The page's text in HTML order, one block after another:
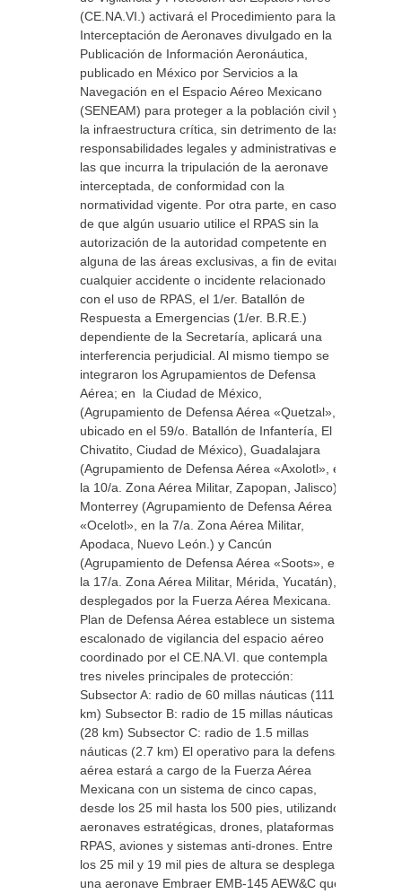
(CE.NA.VI.) activará el Procedimiento para la
Interceptación de Aeronaves divulgado en la
Publicación de Información Aeronáutica,
publicado en México por Servicios a la
Navegación en el Espacio Aéreo Mexicano
(SENEAM) para proteger a la población civil y
la infraestructura crítica, sin detrimento de las
responsabilidades legales y administrativas en
las que incurra la tripulación de la aeronave
interceptada, de conformidad con la
normatividad vigente. Por otra parte, en caso
de que algún usuario utilice el RPAS sin la
autorización de la autoridad competente en
alguna de las áreas exclusivas, a fin de evitar
cualquier accidente o incidente relacionado
con el uso de RPAS, el 1/er. Batallón de
Respuesta a Emergencias (1/er. B.R.E.)
dependiente de la Secretaría, aplicará una
interferencia perjudicial. Al mismo tiempo se
integraron los Agrupamientos de Defensa
Aérea; en la Ciudad de México,
(Agrupamiento de Defensa Aérea «Quetzal»,
ubicado en el 59/o. Batallón de Infantería, El
Chivatito, Ciudad de México), Guadalajara
(Agrupamiento de Defensa Aérea «Axolotl», en
la 10/a. Zona Aérea Militar, Zapopan, Jalisco),
Monterrey (Agrupamiento de Defensa Aérea
«Ocelotl», en la 7/a. Zona Aérea Militar,
Apodaca, Nuevo León.) y Cancún
(Agrupamiento de Defensa Aérea «Soots», en
la 17/a. Zona Aérea Militar, Mérida, Yucatán),
desplegados por la Fuerza Aérea Mexicana. El
Plan de Defensa Aérea establece un sistema
escalonado de vigilancia del espacio aéreo
coordinado por el CE.NA.VI. que contempla
tres niveles principales de protección:
Subsector A: radio de 60 millas náuticas (111
km) Subsector B: radio de 15 millas náuticas
(28 km) Subsector C: radio de 1.5 millas
náuticas (2.7 km) El operativo para la defensa
aérea estará a cargo de la Fuerza Aérea
Mexicana con un sistema de cinco capas,
desde los 25 mil hasta los 500 pies, utilizando
aeronaves estratégicas, drones, plataformas
RPAS, aviones y sistemas anti-drones. Entre
los 25 mil y 19 mil pies de altura se desplegará
una aeronave Embraer EMB-145 AEW&C que